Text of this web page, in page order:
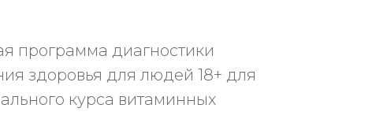
программа диагностики
здоровья для людей 18+ для
курса витаминных